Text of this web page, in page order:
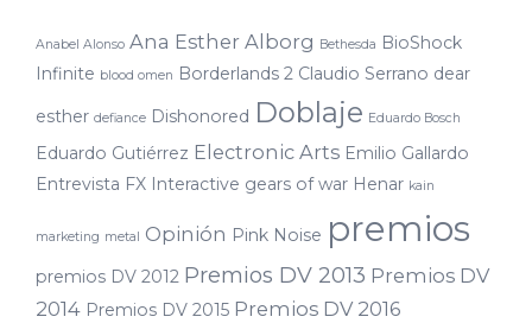
Anabel Alonso Ana Esther Alborg Bethesda BioShock
Infinite blood omen Borderlands 2 Claudio Serrano dear
esther defiance Dishonored Doblaje Eduardo Bosch
Eduardo Gutiérrez Electronic Arts Emilio Gallardo
Entrevista FX Interactive gears of war Henar kain
marketing metal Opinión Pink Noise premios
premios DV 2012 Premios DV 2013 Premios DV
2014 Premios DV 2015 Premios DV 2016